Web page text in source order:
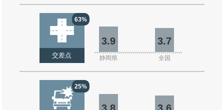
63%
交差点
3.9 3.7
静岡県 全国
25%
3.8 3.6